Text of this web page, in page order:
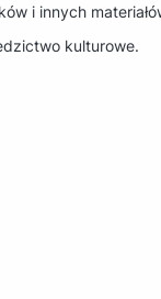
i innych
kulturowe.